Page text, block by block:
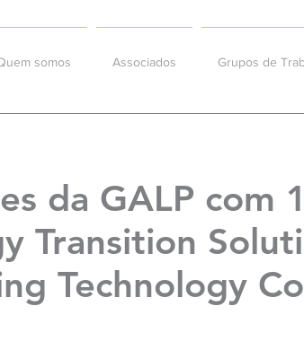
somos Associados Grupos de
da GALP com
Transition
Technology